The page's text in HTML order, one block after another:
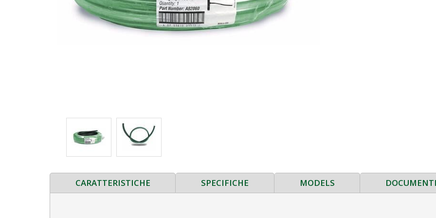
CARATTERISTICHE SPECIFICHE MODELS DOCUMENTI